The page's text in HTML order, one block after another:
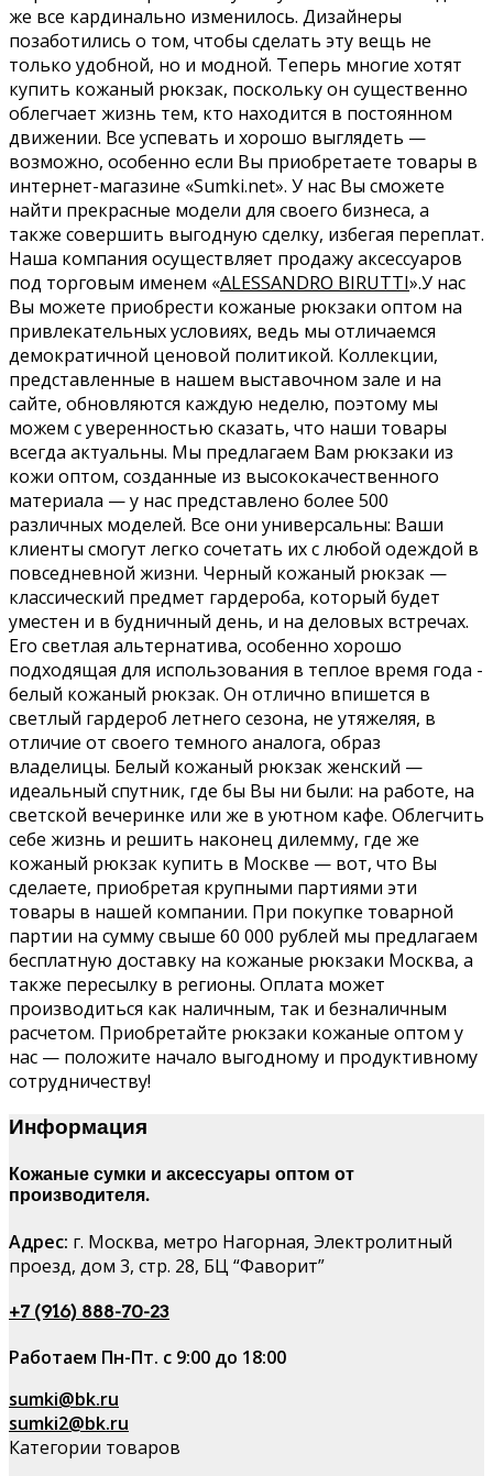
же все кардинально изменилось. Дизайнеры
позаботились о том, чтобы сделать эту вещь не
только удобной, но и модной. Теперь многие хотят
купить кожаный рюкзак, поскольку он существенно
облегчает жизнь тем, кто находится в постоянном
движении. Все успевать и хорошо выглядеть —
возможно, особенно если Вы приобретаете товары в
интернет-магазине «Sumki.net». У нас Вы сможете
найти прекрасные модели для своего бизнеса, а
также совершить выгодную сделку, избегая переплат.
Наша компания осуществляет продажу аксессуаров
под торговым именем «ALESSANDRO BIRUTTI».У нас
Вы можете приобрести кожаные рюкзаки оптом на
привлекательных условиях, ведь мы отличаемся
демократичной ценовой политикой. Коллекции,
представленные в нашем выставочном зале и на
сайте, обновляются каждую неделю, поэтому мы
можем с уверенностью сказать, что наши товары
всегда актуальны. Мы предлагаем Вам рюкзаки из
кожи оптом, созданные из высококачественного
материала — у нас представлено более 500
различных моделей. Все они универсальны: Ваши
клиенты смогут легко сочетать их с любой одеждой в
повседневной жизни. Черный кожаный рюкзак —
классический предмет гардероба, который будет
уместен и в будничный день, и на деловых встречах.
Его светлая альтернатива, особенно хорошо
подходящая для использования в теплое время года -
белый кожаный рюкзак. Он отлично впишется в
светлый гардероб летнего сезона, не утяжеляя, в
отличие от своего темного аналога, образ
владелицы. Белый кожаный рюкзак женский —
идеальный спутник, где бы Вы ни были: на работе, на
светской вечеринке или же в уютном кафе. Облегчить
себе жизнь и решить наконец дилемму, где же
кожаный рюкзак купить в Москве — вот, что Вы
сделаете, приобретая крупными партиями эти
товары в нашей компании. При покупке товарной
партии на сумму свыше 60 000 рублей мы предлагаем
бесплатную доставку на кожаные рюкзаки Москва, а
также пересылку в регионы. Оплата может
производиться как наличным, так и безналичным
расчетом. Приобретайте рюкзаки кожаные оптом у
нас — положите начало выгодному и продуктивному
сотрудничеству!
Информация
Кожаные сумки и аксессуары оптом от
производителя.
Адрес: г. Москва, метро Нагорная, Электролитный
проезд, дом 3, стр. 28, БЦ “Фаворит”
+7 (916) 888-70-23
Работаем Пн-Пт. с 9:00 до 18:00
sumki@bk.ru
sumki2@bk.ru
Категории товаров